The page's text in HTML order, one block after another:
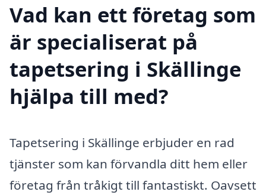
Vad kan ett företag som
är specialiserat på
tapetsering i Skällinge
hjälpa till med?
Tapetsering i Skällinge erbjuder en rad
tjänster som kan förvandla ditt hem eller
företag från tråkigt till fantastiskt. Oavsett